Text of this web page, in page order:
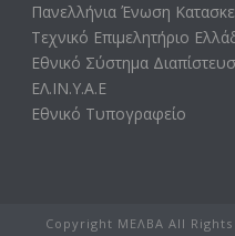
Πανελλήνια Ένωση
Τεχνικό Επιμελητήριο
Εθνικό Σύστημα
ΕΛ.ΙΝ.Υ.Α.Ε
Εθνικό Τυπογραφείο
Copyright ΜΕΛΒΑ All